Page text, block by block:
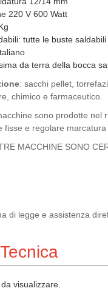
220 V 600 Watt
tutte le buste saldabili
da terra della bocca
: sacchi pellet,
chimico e farmaceutico.
sono prodotte nel
fisse e regolare marcatura
MACCHINE SONO
di legge e assistenza
visualizzare.